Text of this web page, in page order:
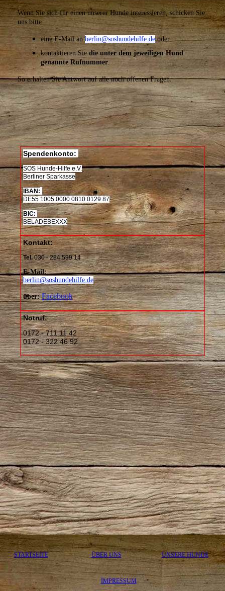
Wenn Sie sich für einen unserer Hunde interessieren, schicken Sie
uns bitte
eine E-Mail anberlin@soshundehilfe.deoder
kontaktieren Sie die unter dem jeweiligen Hund
genannte Rufnummer.
So erhalten Sie Antwort auf alle noch offenen Fragen.
Spendenkonto:
SOS Hunde-Hilfe e.V.
Berliner Sparkasse
IBAN:
DE55 1005 0000 0810 0129 87
BIC:
BELADEBEXXX
Kontakt:
Tel. 030 - 284 599 14
E-Mail:
berlin@soshundehilfe.de
über: Facebook
Notruf:
0172 - 711 11 42
0172 - 322 46 92
STARTSEITE ÜBER UNS UNSERE HUNDE
IMPRESSUM